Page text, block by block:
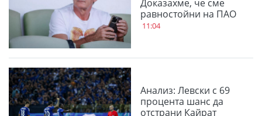
Доказахме, че сме
равностойни на ПАО
11:04
Анализ: Левски с 69
процента шанс да
отстрани Кайрат